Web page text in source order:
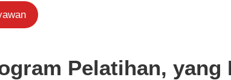
Pelatihan, yang